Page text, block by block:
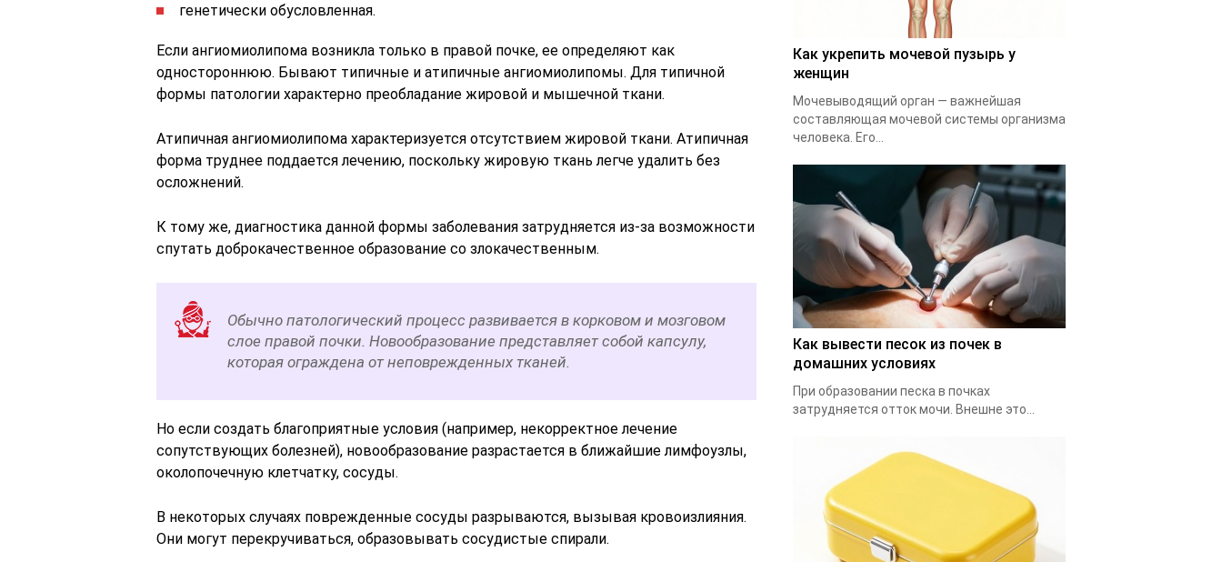
генетически обусловленная.
Если ангиомиолипома возникла только в правой почке, ее определяют как
одностороннюю. Бывают типичные и атипичные ангиомиолипомы. Для типичной
формы патологии характерно преобладание жировой и мышечной ткани.
Атипичная ангиомиолипома характеризуется отсутствием жировой ткани. Атипичная
форма труднее поддается лечению, поскольку жировую ткань легче удалить без
осложнений.
К тому же, диагностика данной формы заболевания затрудняется из-за возможности
спутать доброкачественное образование со злокачественным.
Обычно патологический процесс развивается в корковом и мозговом
слое правой почки. Новообразование представляет собой капсулу,
которая ограждена от неповрежденных тканей.
Но если создать благоприятные условия (например, некорректное лечение
сопутствующих болезней), новообразование разрастается в ближайшие лимфоузлы,
околопочечную клетчатку, сосуды.
В некоторых случаях поврежденные сосуды разрываются, вызывая кровоизлияния.
Они могут перекручиваться, образовывать сосудистые спирали.
Как укрепить мочевой пузырь у
женщин
Мочевыводящий орган — важнейшая
составляющая мочевой системы организма
человека. Его...
Как вывести песок из почек в
домашних условиях
При образовании песка в почках
затрудняется отток мочи. Внешне это...